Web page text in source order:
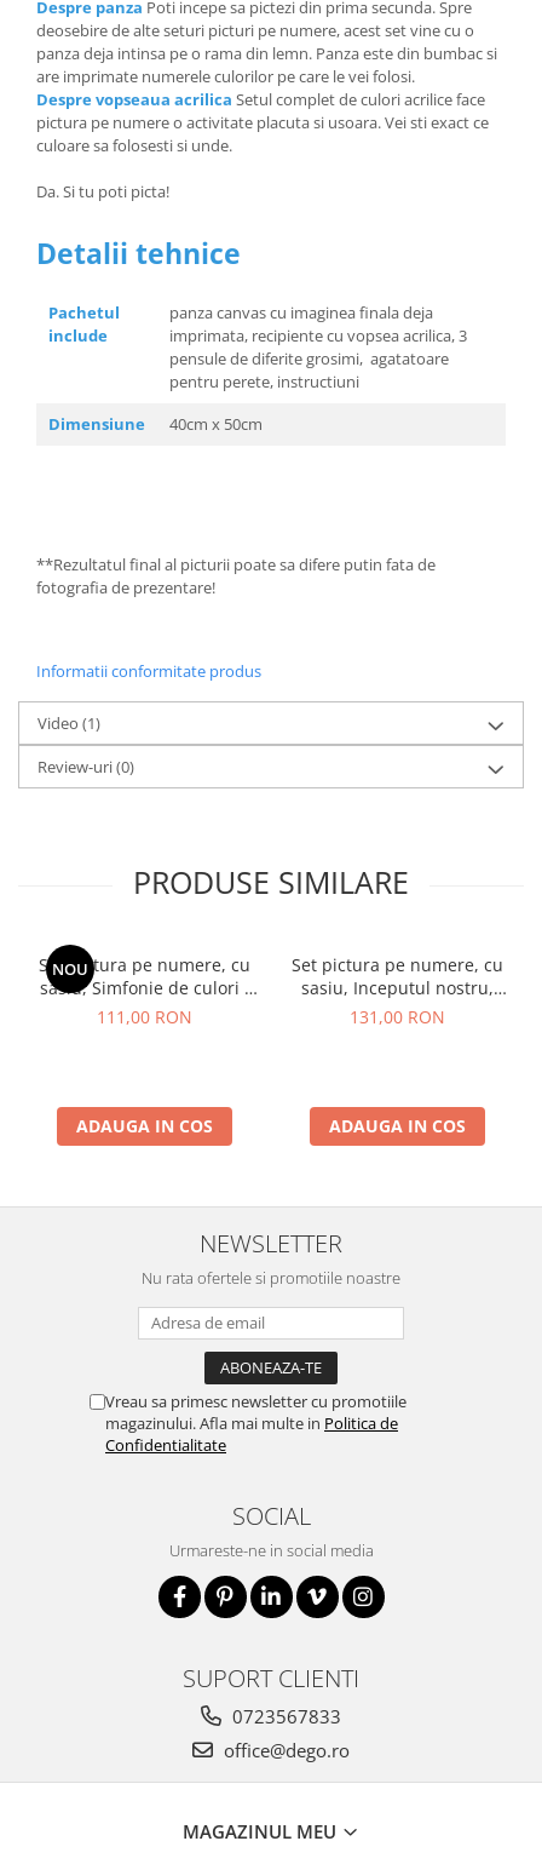
Despre panza Poti incepe sa pictezi din prima secunda. Spre
deosebire de alte seturi picturi pe numere, acest set vine cu o
panza deja intinsa pe o rama din lemn. Panza este din bumbac si
are imprimate numerele culorilor pe care le vei folosi.
Despre vopseaua acrilica Setul complet de culori acrilice face
pictura pe numere o activitate placuta si usoara. Vei sti exact ce
culoare sa folosesti si unde.
Da. Si tu poti picta!
Detalii tehnice
Pachetul
include
panza canvas cu imaginea finala deja
imprimata, recipiente cu vopsea acrilica, 3
pensule de diferite grosimi, agatatoare
pentru perete, instructiuni
Dimensiune
40cm x 50cm
**Rezultatul final al picturii poate sa difere putin fata de
fotografia de prezentare!
Informatii conformitate produs
Video (1)
Review-uri(0)
PRODUSE SIMILARE
NOU
Set pictura pe numere, cu
sasiu, Simfonie de culori -
vopsele metalizate, 40x50
111,00 RON
ADAUGA IN COS
Set pictura pe numere, cu
sasiu, Inceputul nostru,
40x50 cm
131,00 RON
ADAUGA IN COS
NEWSLETTER
Nu rata ofertele si promotiile noastre
Vreau sa primesc newsletter cu promotiile
magazinului. Afla mai multe in Politica de
Confidentialitate
SOCIAL
Urmareste-ne in social media
SUPORT CLIENTI
0723567833
office@dego.ro
MAGAZINUL MEU